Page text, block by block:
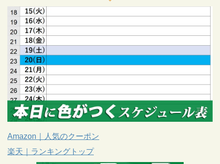
Amazon｜人気のクーポン
楽天｜ランキングトップ